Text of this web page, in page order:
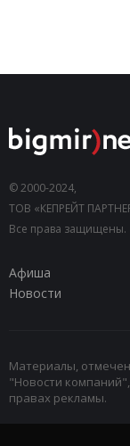
© 2000-2024,
ТОВ «КЕПРЕЙТ
Все права защищены.
Афиша
Новости
Материалы,
"Новости
правах рекламы.